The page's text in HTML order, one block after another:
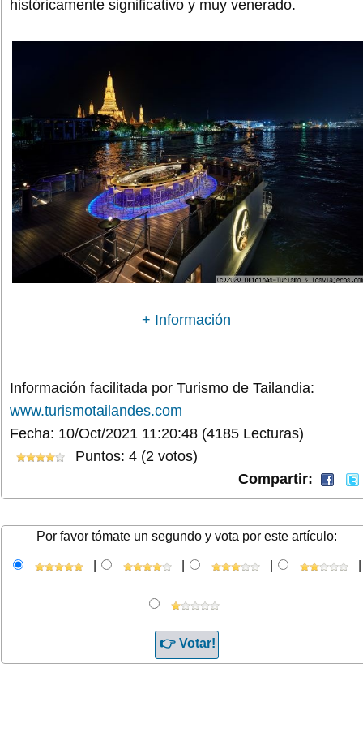
históricamente significativo y muy venerado.
+ Información
Información facilitada por Turismo de Tailandia:
www.turismotailandes.com
Fecha: 10/Oct/2021 11:20:48 (4185 Lecturas)
Puntos: 4 (2 votos)
Compartir:
Por favor tómate un segundo y vota por este artículo: